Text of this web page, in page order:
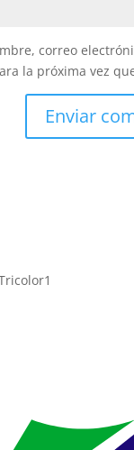
correo
la próxima vez